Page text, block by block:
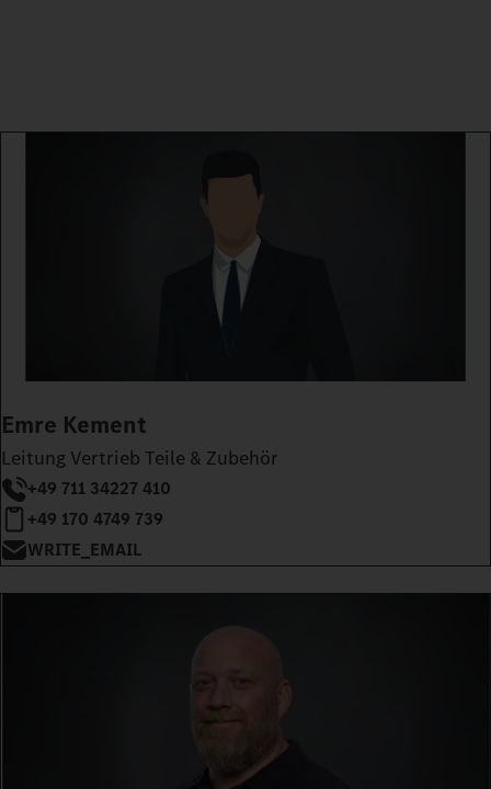
Emre Kement
Leitung Vertrieb Teile & Zubehör
+49 711 34227 410
+49 170 4749 739
WRITE_EMAIL